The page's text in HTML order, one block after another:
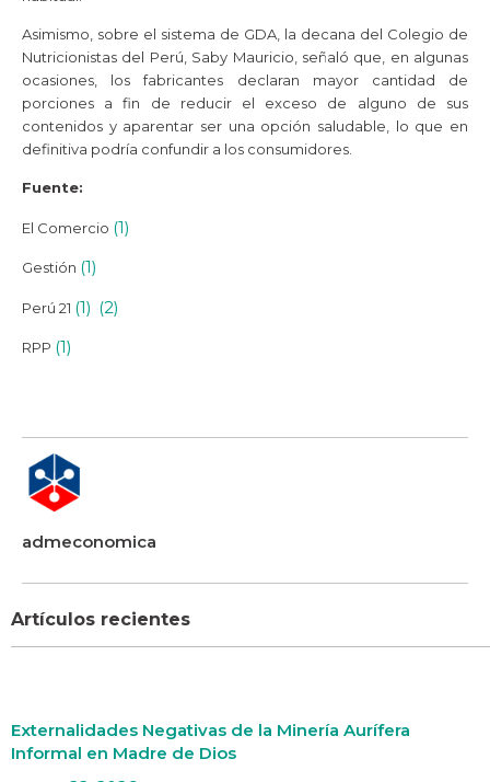
Asimismo, sobre el sistema de GDA, la decana del Colegio de
Nutricionistas del Perú, Saby Mauricio, señaló que, en algunas
ocasiones, los fabricantes declaran mayor cantidad de
porciones a fin de reducir el exceso de alguno de sus
contenidos y aparentar ser una opción saludable, lo que en
definitiva podría confundir a los consumidores.
Fuente:
El Comercio (1)
Gestión (1)
Perú 21 (1) (2)
RPP (1)
admeconomica
Artículos recientes
Externalidades Negativas de la Minería Aurífera
Informal en Madre de Dios